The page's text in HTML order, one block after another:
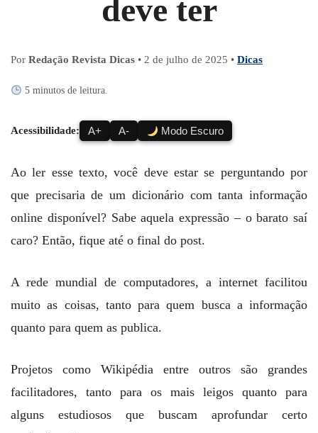
deve ter
Por Redação Revista Dicas • 2 de julho de 2025 • Dicas
5 minutos de leitura.
Acessibilidade: A+ A- Modo Escuro
Ao ler esse texto, você deve estar se perguntando por
que precisaria de um dicionário com tanta informação
online disponível? Sabe aquela expressão – o barato saí
caro? Então, fique até o final do post.
A rede mundial de computadores, a internet facilitou
muito as coisas, tanto para quem busca a informação
quanto para quem as publica.
Projetos como Wikipédia entre outros são grandes
facilitadores, tanto para os mais leigos quanto para
alguns estudiosos que buscam aprofundar certo